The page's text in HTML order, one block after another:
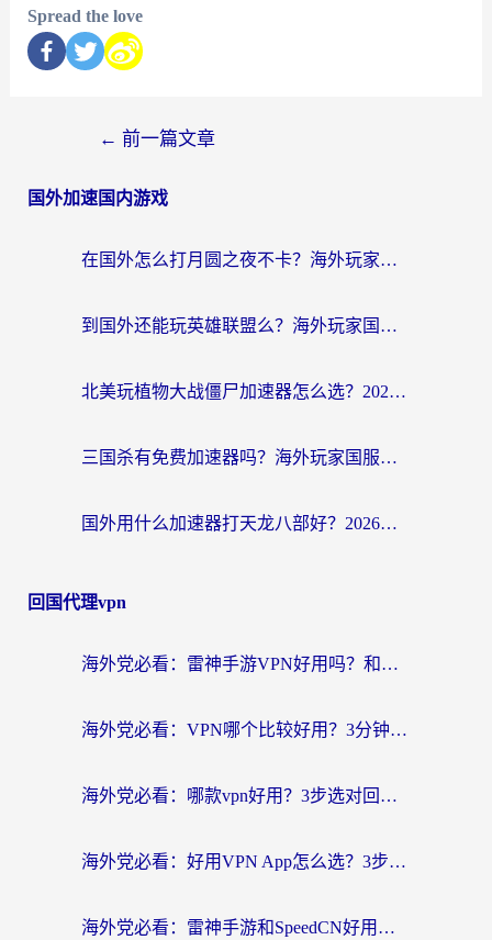
Spread the love
← 前一篇文章
国外加速国内游戏
在国外怎么打月圆之夜不卡？海外玩家国服游戏加速终极指南（附巴西英国游戏适配方案）
到国外还能玩英雄联盟么？海外玩家国服游戏畅玩终极指南
北美玩植物大战僵尸加速器怎么选？2026海外党必看的国服游戏加速指南
三国杀有免费加速器吗？海外玩家国服畅玩终极指南（附泰国南非专属解决方案）
国外用什么加速器打天龙八部好？2026海外玩家国服游戏加速全攻略
回国代理vpn
海外党必看：雷神手游VPN好用吗？和天速回国VPN对比哪个回国效果更好？附实用加速器选择指南
海外党必看：VPN哪个比较好用？3分钟找到适合你的回国加速方案
海外党必看：哪款vpn好用？3步选对回国加速器，无缝刷剧玩游戏
海外党必看：好用VPN App怎么选？3步教你无缝访问国内资源
海外党必看：雷神手游和SpeedCN好用吗？3招选对回国加速器无缝刷国内资源